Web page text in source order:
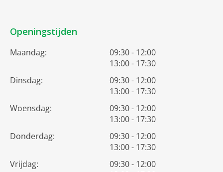
Openingstijden
Maandag:
09:30 - 12:00
13:00 - 17:30
Dinsdag:
09:30 - 12:00
13:00 - 17:30
Woensdag:
09:30 - 12:00
13:00 - 17:30
Donderdag:
09:30 - 12:00
13:00 - 17:30
Vrijdag:
09:30 - 12:00